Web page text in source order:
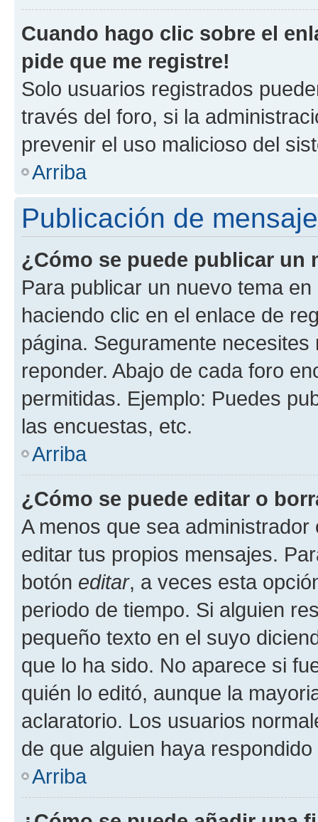
Cuando hago clic sobre el
pide que me registre!
Solo usuarios registrados
través del foro, si la
prevenir el uso malicioso del
Arriba
Publicación de
¿Cómo se puede publicar un
Para publicar un nuevo tema
haciendo clic en el enlace de
página. Seguramente
reponder. Abajo de cada foro
permitidas. Ejemplo: Puedes
las encuestas, etc.
Arriba
¿Cómo se puede editar o
A menos que sea
editar tus propios mensajes.
botón editar, a veces esta
periodo de tiempo. Si alguien
pequeño texto en el suyo
que lo ha sido. No aparece si
quién lo editó, aunque la
aclaratorio. Los usuarios
de que alguien haya
Arriba